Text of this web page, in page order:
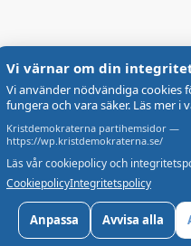
Vi värnar om din
Vi använder nödvändiga cookies
fungera och vara säker. Läs mer i
Kristdemokraterna partihemsidor —
https://wp.kristdemokraterna.se/
Läs vår cookiepolicy och
CookiepolicyIntegritetspolicy
Anpassa Avvisa alla